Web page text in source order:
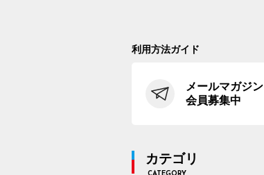
利用方法ガイド
メールマガジン
会員募集中
カテゴリ